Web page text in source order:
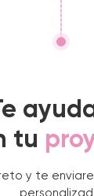
tu
y te